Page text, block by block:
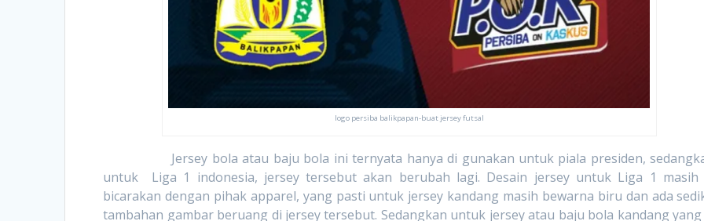
logo persiba balikpapan-buat jersey futsal
Jersey bola atau baju bola ini ternyata hanya di gunakan untuk piala presiden,
untuk Liga 1 indonesia, jersey tersebut akan berubah lagi. Desain jersey untuk Liga 1 masih
bicarakan dengan pihak apparel, yang pasti untuk jersey kandang masih bewarna biru dan ada
tambahan gambar beruang di jersey tersebut. Sedangkan untuk jersey atau baju bola kandang yang